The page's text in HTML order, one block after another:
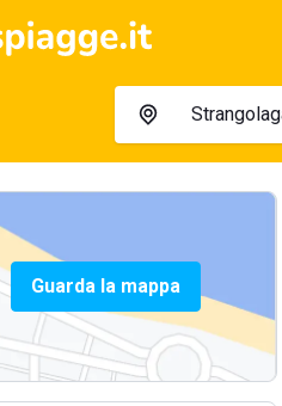
Guarda la mappa